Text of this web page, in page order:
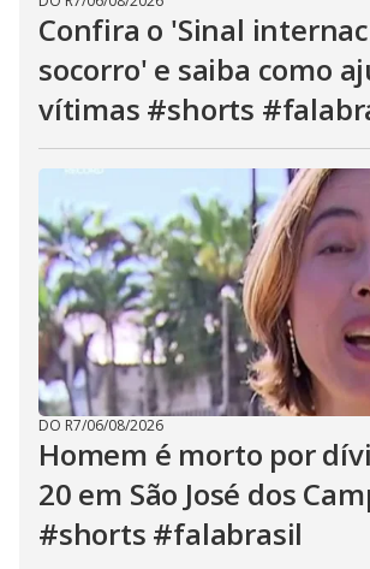
Confira o 'Sinal
socorro' e saiba como
vítimas #shorts
DO R7/06/08/2026
Homem é morto por
20 em São José dos
#shorts #falabrasil